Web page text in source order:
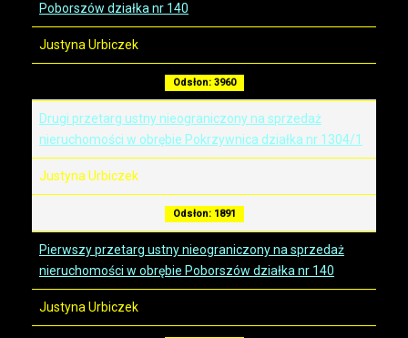
Poborszów działka nr 140
Justyna Urbiczek
Odsłon: 3960
Drugi przetarg ustny nieograniczony na sprzedaż
nieruchomości w obrębie Pokrzywnica działka nr 1304/1
Justyna Urbiczek
Odsłon: 1891
Pierwszy przetarg ustny nieograniczony na sprzedaż
nieruchomości w obrębie Poborszów działka nr 140
Justyna Urbiczek